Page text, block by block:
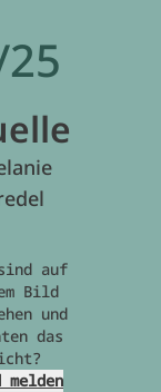
auf
Bild
und
das